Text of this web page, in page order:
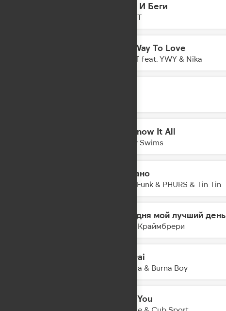
Бери И Беги
ZIVERT
The Way To Love
ONE-T feat. YWY & Nika
Mr. Know It All
Teddy Swims
Не дано
Kolya Funk & PHURS & Tin Tin
Сегодня мой лучший день
Мари Краймбрери
Dai Dai
Shakira & Burna Boy
Only You